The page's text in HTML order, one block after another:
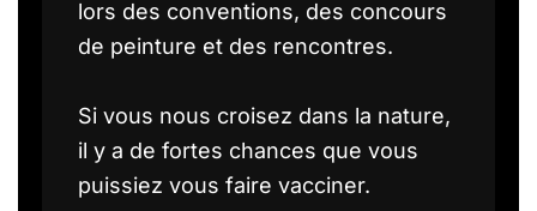
lors des conventions, des concours
de peinture et des rencontres.
Si vous nous croisez dans la nature,
il y a de fortes chances que vous
puissiez vous faire vacciner.